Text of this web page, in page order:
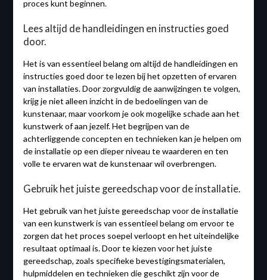
proces kunt beginnen.
Lees altijd de handleidingen en instructies goed
door.
Het is van essentieel belang om altijd de handleidingen en
instructies goed door te lezen bij het opzetten of ervaren
van installaties. Door zorgvuldig de aanwijzingen te volgen,
krijg je niet alleen inzicht in de bedoelingen van de
kunstenaar, maar voorkom je ook mogelijke schade aan het
kunstwerk of aan jezelf. Het begrijpen van de
achterliggende concepten en technieken kan je helpen om
de installatie op een dieper niveau te waarderen en ten
volle te ervaren wat de kunstenaar wil overbrengen.
Gebruik het juiste gereedschap voor de installatie.
Het gebruik van het juiste gereedschap voor de installatie
van een kunstwerk is van essentieel belang om ervoor te
zorgen dat het proces soepel verloopt en het uiteindelijke
resultaat optimaal is. Door te kiezen voor het juiste
gereedschap, zoals specifieke bevestigingsmaterialen,
hulpmiddelen en technieken die geschikt zijn voor de